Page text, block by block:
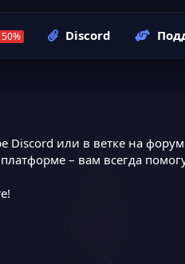
Discord
Discord или в ветке на
– вам всегда